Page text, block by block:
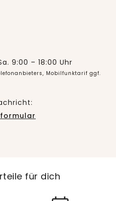
9:00 – 18:00 Uhr
Mobilfunktarif ggf.
für dich